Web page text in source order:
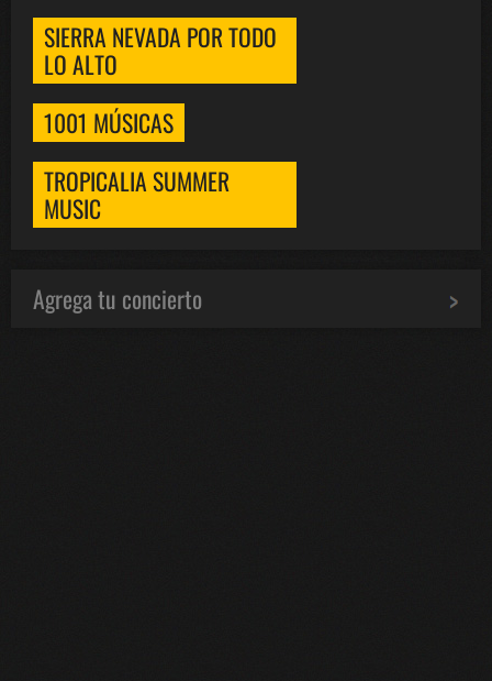
SIERRA NEVADA POR TODO
LO ALTO
1001 MÚSICAS
TROPICALIA SUMMER
MUSIC
Agrega tu concierto